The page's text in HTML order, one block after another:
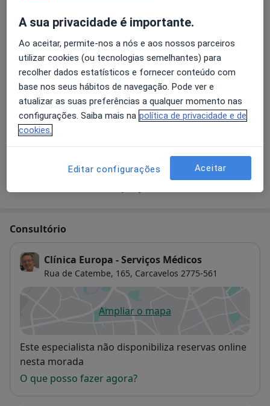
Desde 300 € Detalhes
Primeira consulta Cirurgia Plastica e Reconstrutiva
Desde 80 € Detalhes
Retorno de consultas Cirurgia Plastica e Reconstrutiva
Desde 50 € Detalhes
Consultório
Clínica Europa - Serviços Médicos
Rua de Catembe, 165, Carcavelos 2775-561
Ampliar o mapaabre num novo separador
Disponibilidade
Este especialista não disponibiliza reservas online
nesta morada
O que posso fazer agora?
A sua privacidade é importante.
Ao aceitar, permite-nos a nós e aos nossos parceiros
utilizar cookies (ou tecnologias semelhantes) para
recolher dados estatísticos e fornecer conteúdo com
base nos seus hábitos de navegação. Pode ver e
atualizar as suas preferências a qualquer momento nas
configurações. Saiba mais na política de privacidade e de
cookies.
Editar configurações Aceitar